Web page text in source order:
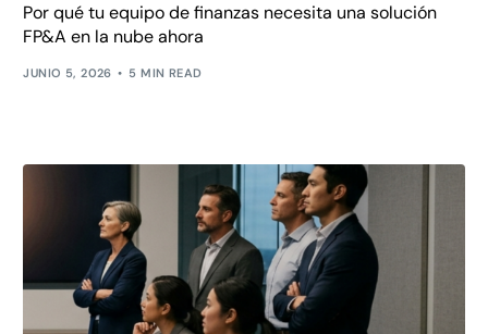
Por qué tu equipo de finanzas necesita una solución
FP&A en la nube ahora
JUNIO 5, 2026 5 MIN READ